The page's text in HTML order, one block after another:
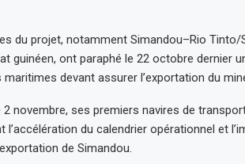
du projet, notamment Simandou–Rio Tinto/
guinéen, ont paraphé le 22 octobre dernier
devant assurer l’exportation du
2 novembre, ses premiers navires de
l’accélération du calendrier opérationnel et
de Simandou.